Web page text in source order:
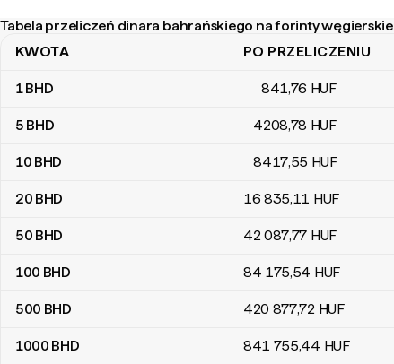
Tabela przeliczeń dinara bahrańskiego na forinty węgierskie
Tabela przeliczeń dinara bahrańskiego na forinty węgierskie
KWOTA PO PRZELICZENIU
1BHD 841,76 HUF
5 BHD 4208,78 HUF
10 BHD 8417,55 HUF
20 BHD 16 835,11 HUF
50 BHD 42 087,77 HUF
100 BHD 84 175,54 HUF
500 BHD 420 877,72 HUF
1000 BHD 841 755,44 HUF